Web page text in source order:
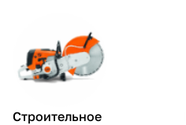
Строительное